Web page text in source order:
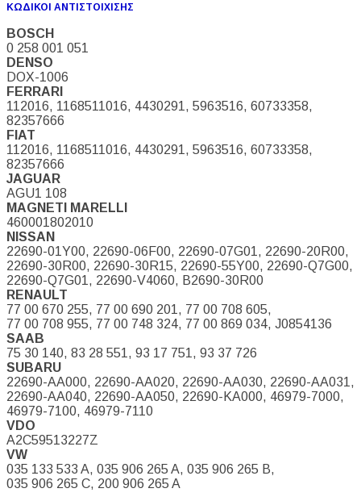
ΚΩΔΙΚΟΙ ΑΝΤΙΣΤΟΙΧΙΣΗΣ
BOSCH
0 258 001 051
DENSO
DOX-1006
FERRARI
112016, 1168511016, 4430291, 5963516, 60733358,
82357666
FIAT
112016, 1168511016, 4430291, 5963516, 60733358,
82357666
JAGUAR
AGU1 108
MAGNETI MARELLI
460001802010
NISSAN
22690-01Y00, 22690-06F00, 22690-07G01, 22690-20R00,
22690-30R00, 22690-30R15, 22690-55Y00, 22690-Q7G00,
22690-Q7G01, 22690-V4060, B2690-30R00
RENAULT
77 00 670 255, 77 00 690 201, 77 00 708 605,
77 00 708 955, 77 00 748 324, 77 00 869 034, J0854136
SAAB
75 30 140, 83 28 551, 93 17 751, 93 37 726
SUBARU
22690-AA000, 22690-AA020, 22690-AA030, 22690-AA031,
22690-AA040, 22690-AA050, 22690-KA000, 46979-7000,
46979-7100, 46979-7110
VDO
A2C59513227Z
VW
035 133 533 A, 035 906 265 A, 035 906 265 B,
035 906 265 C, 200 906 265 A